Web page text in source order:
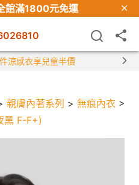
館滿1800元免運
涼感衣享兒童半價
親膚內著系列 > 無痕內衣 >
黑 F-F+)